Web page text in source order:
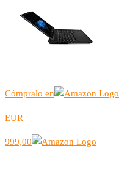
Cómpralo en
EUR
999,00